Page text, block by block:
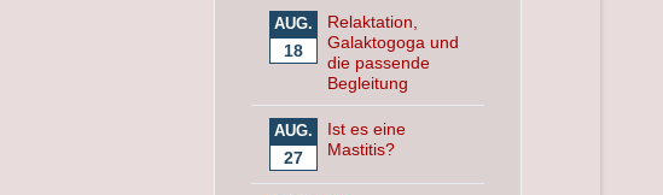
AUG.
18
Relaktation,
Galaktogoga und
die passende
Begleitung
AUG.
27
Ist es eine
Mastitis?